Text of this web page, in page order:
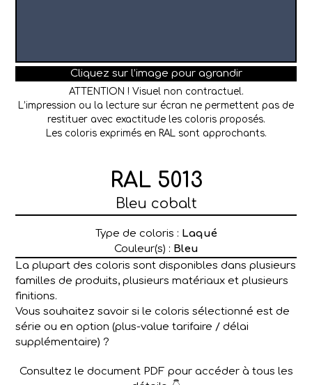
Cliquez sur l’image pour agrandir
ATTENTION ! Visuel non contractuel.
L’impression ou la lecture sur écran ne permettent pas de
restituer avec exactitude les coloris proposés.
Les coloris exprimés en RAL sont approchants.
RAL 5013
Bleu cobalt
Type de coloris : Laqué
Couleur(s) : Bleu
La plupart des coloris sont disponibles dans plusieurs
familles de produits, plusieurs matériaux et plusieurs
finitions.
Vous souhaitez savoir si le coloris sélectionné est de
série ou en option (plus-value tarifaire / délai
supplémentaire) ?
Consultez le document PDF pour accéder à tous les